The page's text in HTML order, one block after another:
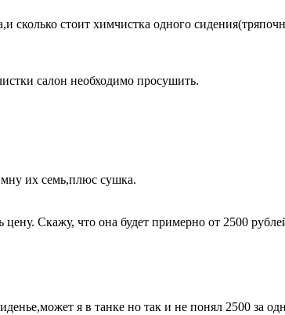
сколько стоит химчистка одного
салон необходимо просушить.
мну их семь,плюс сушка.
цену. Скажу, что она будет примерно от 2500
я в танке но так и не понял 2500 за